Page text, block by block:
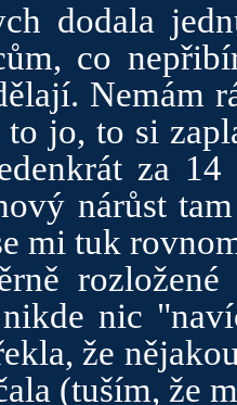
dodala
co
Nemám
jo, to si
za
nárůst
mi tuk
nic
že
(tuším, že